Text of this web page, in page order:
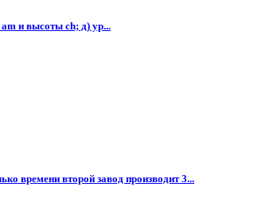
и высоты ch; д) ур...
времени второй завод производит 3...